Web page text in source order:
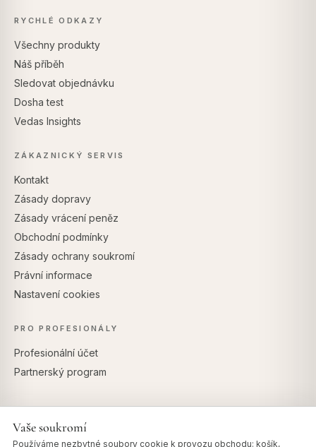
RYCHLÉ ODKAZY
Všechny produkty
Náš příběh
Sledovat objednávku
Dosha test
Vedas Insights
ZÁKAZNICKÝ SERVIS
Kontakt
Zásady dopravy
Zásady vrácení peněz
Obchodní podmínky
Zásady ochrany soukromí
Právní informace
Nastavení cookies
PRO PROFESIONÁLY
Profesionální účet
Partnerský program
Vaše soukromí
Používáme nezbytné soubory cookie k provozu obchodu: košík,